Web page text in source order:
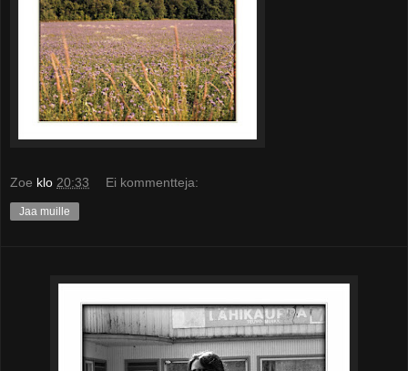
Zoe klo 20:33 Ei kommentteja:
Jaa muille